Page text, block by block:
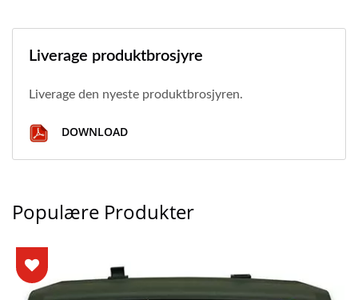
Liverage produktbrosjyre
Liverage den nyeste produktbrosjyren.
DOWNLOAD
Populære Produkter